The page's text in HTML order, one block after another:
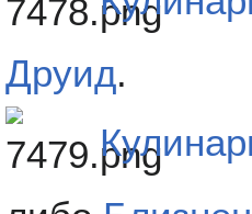
Друид.